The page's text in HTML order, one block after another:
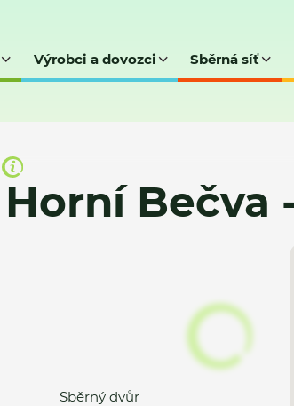
Výrobci a dovozci Sběrná síť
Bečva
Sběrný dvůr